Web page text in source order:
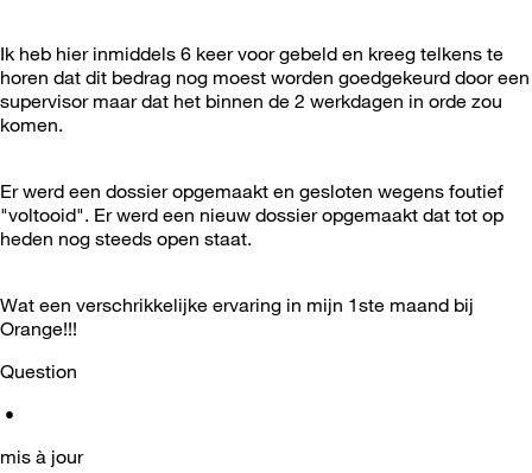
Ik heb hier inmiddels 6 keer voor gebeld en kreeg telkens te
horen dat dit bedrag nog moest worden goedgekeurd door een
supervisor maar dat het binnen de 2 werkdagen in orde zou
komen.
Er werd een dossier opgemaakt en gesloten wegens foutief
"voltooid". Er werd een nieuw dossier opgemaakt dat tot op
heden nog steeds open staat.
Wat een verschrikkelijke ervaring in mijn 1ste maand bij
Orange!!!
Question
•
mis à jour